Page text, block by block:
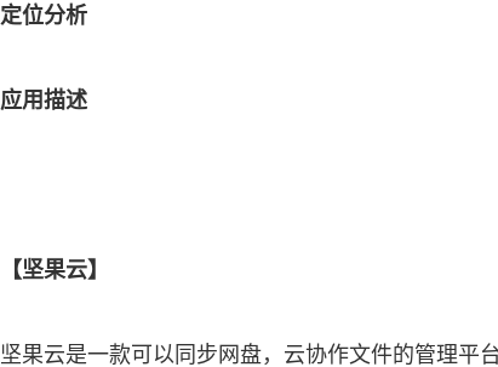
定位分析
应用描述
【坚果云】
坚果云是一款可以同步网盘，云协作文件的管理平台